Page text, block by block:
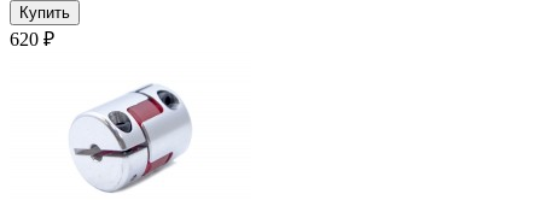
620 ₽